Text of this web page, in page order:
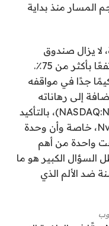
المسار منذ بداية
لا يزال صندوق
iShares Semiconductor ETF مرتفعًا بأكثر من 75٪.
جدًا في مواقفه
إلى رهاناته
(NASDAQ:NVDA)، بالتأكيد
لا أرغب في تسليط الضوء على Nvidia، خاصة وأن وحدة
واحدة من أهم
السؤال الكبير هو ما
ضد الألم الذي